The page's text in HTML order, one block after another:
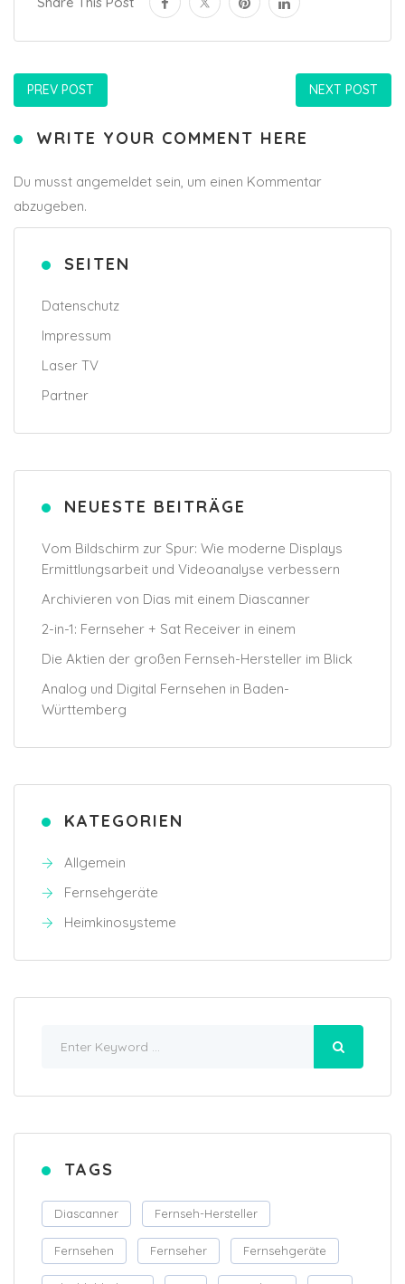
PREV POST NEXT POST
WRITE YOUR COMMENT HERE
Du musst angemeldet sein, um einen Kommentar
abzugeben.
SEITEN
Datenschutz
Impressum
Laser TV
Partner
NEUESTE BEITRÄGE
Vom Bildschirm zur Spur: Wie moderne Displays
Ermittlungsarbeit und Videoanalyse verbessern
Archivieren von Dias mit einem Diascanner
2-in-1: Fernseher + Sat Receiver in einem
Die Aktien der großen Fernseh-Hersteller im Blick
Analog und Digital Fernsehen in Baden-
Württemberg
KATEGORIEN
Allgemein
Fernsehgeräte
Heimkinosysteme
TAGS
Diascanner Fernseh-Hersteller
Fernsehen Fernseher Fernsehgeräte